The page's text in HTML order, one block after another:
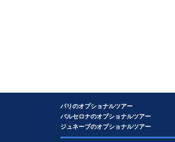
パリのオプショナルツアー
バルセロナのオプショナルツアー
ジュネーブのオプショナルツアー